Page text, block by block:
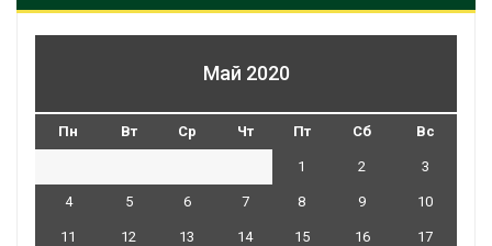
Май 2020
Пн Вт Ср Чт Пт Сб Вс
1 2 3
4 5 6 7 8 9 10
11 12 13 14 15 16 17